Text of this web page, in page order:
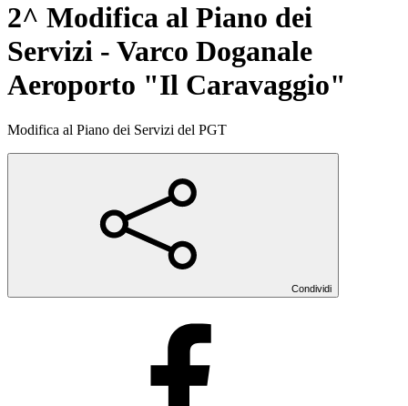
2^ Modifica al Piano dei
Servizi - Varco Doganale
Aeroporto "Il Caravaggio"
Modifica al Piano dei Servizi del PGT
Condividi